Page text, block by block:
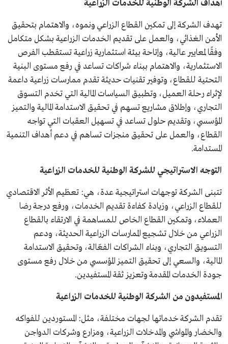
أهداف الشركة الوطنية للخدمات الزراعية
تهدف الشركة إلى تمكين القطاع الزراعي ونموه، والاهتمام بتحقيق
الأمن الغذائي، والعمل على تقديم الخدمات الزراعية بشكل متكامل
وفقًا لمعايير عالية، وإتاحة بيئة استثمارية زراعية تستقطب الفرص
الاستثمارية، والاهتمام ببناء شراكات تساعد في رفع مستوى البنية
التحتية للقطاع، وتوفير تقنيات حديثة تقدم ممارسات زراعية داعمة
لإثراء رحلة العميل، وتطبيق السياسات المالية التي تخدم التسوق
التجاري، وإطلاق مشاريع تسهم في تحقيق الاستدامة المالية والتميز
المؤسسي، وتقديم حلول تساعد في تسهيل العقبات التي تواجه
القطاع، والعمل على تحقيق منجزات تساهم في دعم أهداف التنمية
المستدامة.
التوجه الاستراتيجي للشركة الوطنية للخدمات الزراعية
تتبنى الشركة توجهات استراتيجية عدة، هي: تعظيم الأثر الاقتصادي
للقطاع الزراعي، وزيادة كفاءة تقديم الخدمات، ورفع درجة رضا
العملاء، وتمكين القطاع الخاص للمساهمة في الارتقاء بالقطاع
الزراعي من خلال تشجيع الممارسات الزراعية الحديثة، ودعم
التسويق التجاري، وبناء الشراكات الفعّالة، وتحقيق الاستدامة
المالية، والسعي إلى تحقيق التميز المؤسسي من خلال رفع مستوى
جودة الخدمات المقدمة وتعزيز ثقة المستفيدين.
المستفيدون من الشركة الوطنية للخدمات الزراعية
تقدم الشركة خدماتها لجهات مختلفة، مثل: المستوردين للفواكه
والخضار والمواشي والمدخلات الزراعية، ومزارع وشركات الدواجن